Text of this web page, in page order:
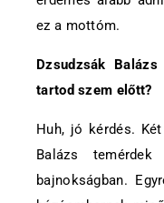
ez a mottóm.
Dzsudzsák
tartod szem előtt?
Huh, jó kérdés.
Balázs
bajnokságban.